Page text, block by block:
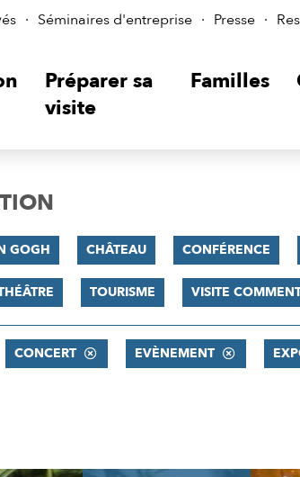
Séminaires d'entreprise Presse
Préparer sa
visite
Familles
GOGH CHÂTEAU CONFÉRENCE
TOURISME VISITE
CONCERT EVÈNEMENT